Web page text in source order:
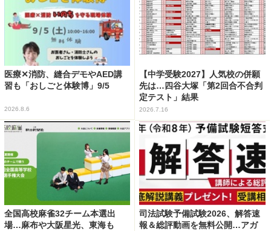
医療✕消防、縫合デモやAED講
習も「おしごと体験博」9/5
2026.8.6
【中学受験2027】人気校の併願
先は…四谷大塚「第2回合不合判
定テスト」結果
2026.7.16
全国高校麻雀32チーム本選出
場…麻布や大阪星光、東海も
司法試験予備試験2026、解答速
報＆総評動画を無料公開…アガ